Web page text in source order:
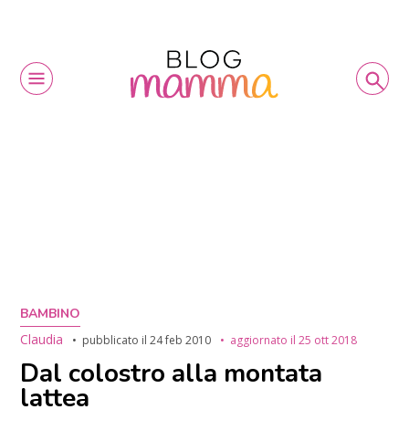
BAMBINO
Claudia
pubblicato il24 feb 2010 aggiornato il25 ott 2018
Dal colostro alla montata
lattea